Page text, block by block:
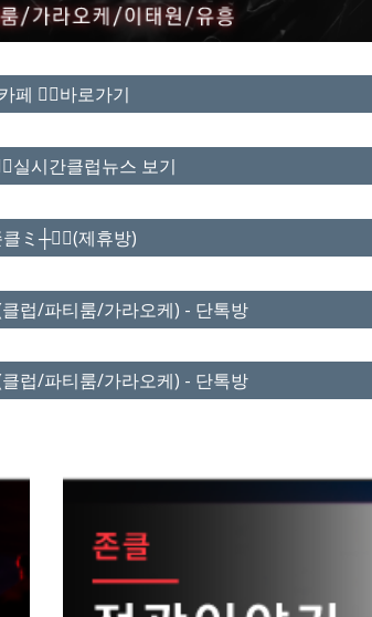
페 ❤️‍🔥바로가기
실시간클럽뉴스 보기
ミ┼❤️‍🔥(제휴방)
럽/파티룸/가라오케) - 단톡방
럽/파티룸/가라오케) - 단톡방